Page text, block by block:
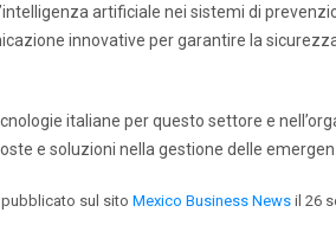
artificiale nei sistemi di
innovative per garantire la
italiane per questo settore e
e soluzioni nella gestione delle
sul sito Mexico Business Newsil 26